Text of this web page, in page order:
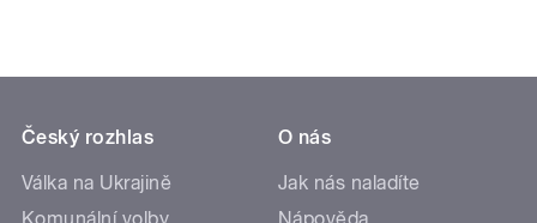
Český rozhlas
Válka na Ukrajině
O nás
Jak nás naladíte